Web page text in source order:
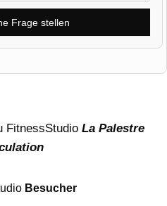
Frage stellen
FitnessStudio La Palestre
Besucher